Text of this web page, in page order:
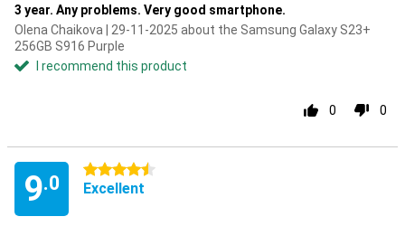
3 year. Any problems. Very good smartphone.
Olena Chaikova | 29-11-2025 about the Samsung Galaxy S23+
256GB S916 Purple
I recommend this product
0 0
9.0
4.5 stars
Excellent